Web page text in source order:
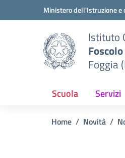
Vai ai contenuti
Vai al menu di navigazione
Ministero dell'Istruzione e
Istituto
Foggia
Scuola Servizi
Home Novità